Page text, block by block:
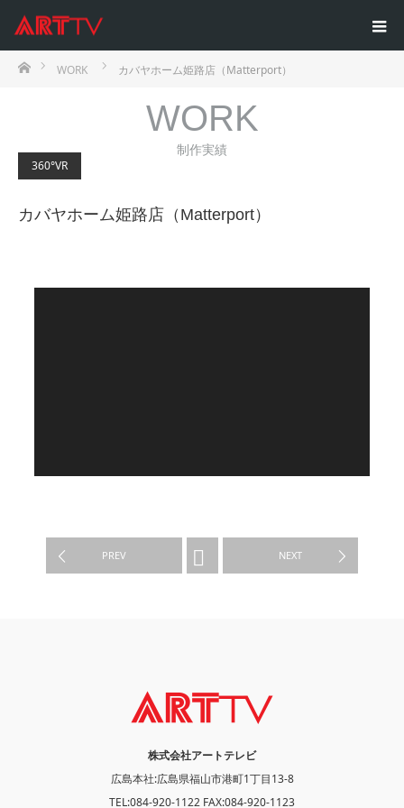
ホームWORK カバヤホーム姫路店（Matterport）
WORK
制作実績
360°VR
カバヤホーム姫路店（Matterport）
PREV
WORK NEXT
株式会社アートテレビ
広島本社:広島県福山市港町1丁目13-8
TEL:084-920-1122 FAX:084-920-1123